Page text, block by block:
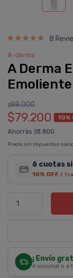
8
A-derma
A Derma
Emoliente
$88.000
$79.200 10%
Ahorrás $8.800
Precio sin impuestos
6 cuotas
10% OFF (
¡ Envío
A sucursal o a